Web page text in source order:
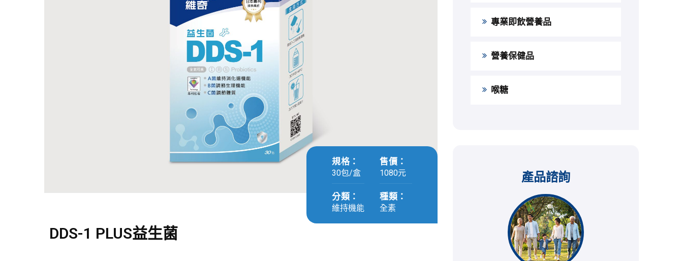
規格：
30包/盒
售價：
1080元
分類：
維持機能
種類：
全素
DDS-1 PLUS益生菌
專業即飲營養品
營養保健品
喉糖
產品諮詢